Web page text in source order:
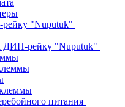
"Nuputuk"
ДИН-рейку "Nuputuk"
питания